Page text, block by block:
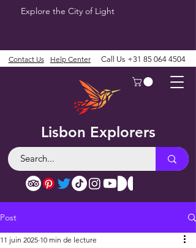
Explore the City of Light
Lisbon Explorers
Contact Us Help Center Call Us +31 85 064 4504
Post
11 juin 2025 10 min de lecture